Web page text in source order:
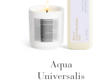
Aqua
Universalis